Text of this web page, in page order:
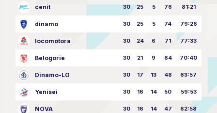
cenit 30 25 5 76 81:21
dinamo 30 25 5 74 79:26
locomotora 30 24 6 71 77:33
Belogorie 30 21 9 64 70:40
Dinamo-LO 30 17 13 48 63:57
Yenisei 30 16 14 50 59:53
NOVA 30 16 14 47 62:58